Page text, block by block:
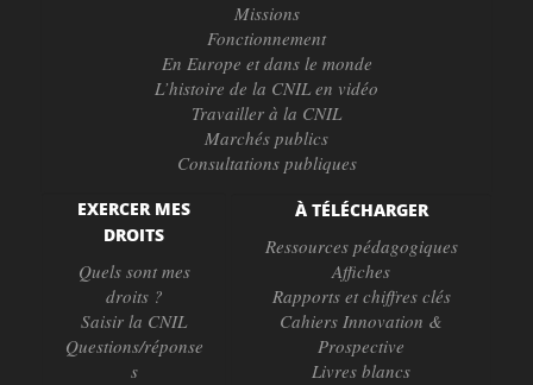
Missions
Fonctionnement
En Europe et dans le monde
L’histoire de la CNIL en vidéo
Travailler à la CNIL
Marchés publics
Consultations publiques
EXERCER MES
DROITS
Quels sont mes
droits ?
Saisir la CNIL
Questions/réponse
s
À TÉLÉCHARGER
Ressources pédagogiques
Affiches
Rapports et chiffres clés
Cahiers Innovation &
Prospective
Livres blancs